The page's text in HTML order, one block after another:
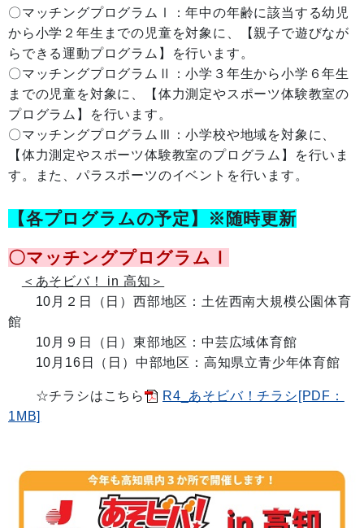
〇マッチングプログラムⅠ：年中の年齢に該当する幼児
から小学２年生までの児童を対象に、【親子で遊びなが
らできる運動プログラム】を行います。
〇マッチングプログラムⅡ：小学３年生から小学６年生
までの児童を対象に、【 体力測定やスポーツ体験教室の
プログラム 】を行います。
〇マッチングプログラムⅢ：小学校や地域を対象に、
【体力測定やスポーツ体験教室のプログラム】を行いま
す。また、パラスポーツのイベントを行います。
【各プログラムの予定】※随時更新
〇マッチングプログラムⅠ
＜あそビバ！ in 高知＞
10月２日（日）西部地区：土佐西南大規模公園体育
館
10月９日（日）東部地区：中芸広域体育館
10月16日（日）中部地区：高知県立青少年体育館
☆チラシはこちら
R4_あそビバ！チラシ[PDF：
1MB]